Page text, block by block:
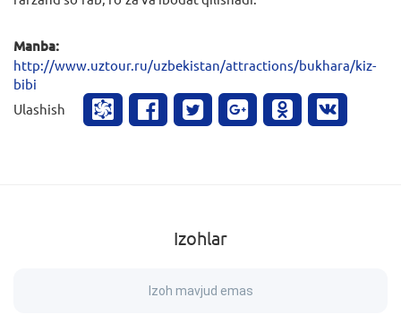
Manba:
http://www.uztour.ru/uzbekistan/attractions/bukhara/kiz-
bibi
Ulashish
Izohlar
Izoh mavjud emas